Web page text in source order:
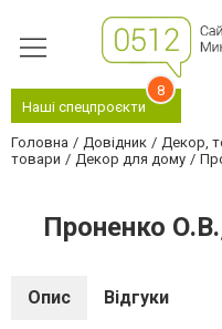
Наші спецпроєкти
8
Головна Довідник
Декор,
товари
Декор для дому
Проненко
Опис Відгуки